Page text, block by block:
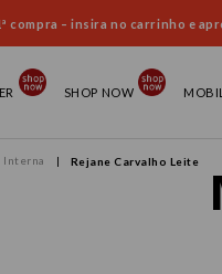
compra – insira no carrinho e
SHOP NOW
Interna Rejane Carvalho Leite